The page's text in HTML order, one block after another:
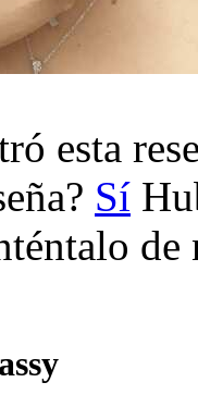
esta
Sí
de